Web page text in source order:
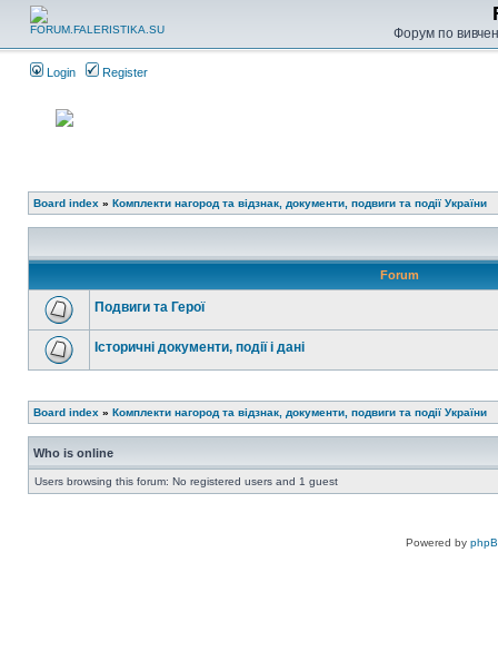
Форум по
Login Register
Board index » Комплекти нагород та відзнак, документи, подвиги та події України
Forum
Подвиги та Герої
Історичні документи, події і дані
Board index » Комплекти нагород та відзнак, документи, подвиги та події України
Who is online
Users browsing this forum: No registered users and 1 guest
Powered by